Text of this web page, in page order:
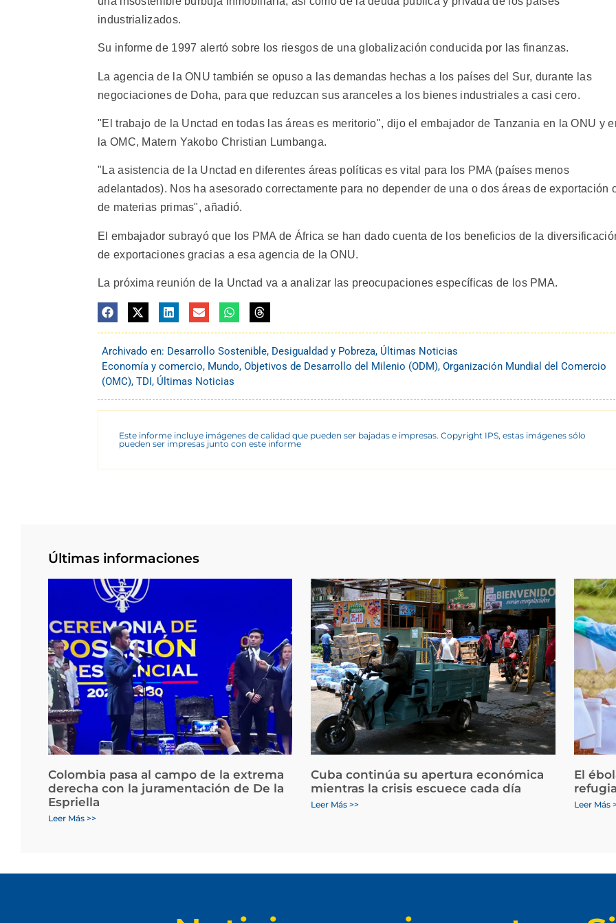
industrializados.
Su informe de 1997 alertó sobre los riesgos de una globalización conducida por las finanzas.
La agencia de la ONU también se opuso a las demandas hechas a los países del Sur, durante las
negociaciones de Doha, para que reduzcan sus aranceles a los bienes industriales a casi cero.
"El trabajo de la Unctad en todas las áreas es meritorio", dijo el embajador de Tanzania en la ONU y
la OMC, Matern Yakobo Christian Lumbanga.
"La asistencia de la Unctad en diferentes áreas políticas es vital para los PMA (países menos
adelantados). Nos ha asesorado correctamente para no depender de una o dos áreas de exportación
de materias primas", añadió.
El embajador subrayó que los PMA de África se han dado cuenta de los beneficios de la
de exportaciones gracias a esa agencia de la ONU.
La próxima reunión de la Unctad va a analizar las preocupaciones específicas de los PMA.
Archivado en: Desarrollo Sostenible, Desigualdad y Pobreza, Últimas Noticias
Economía y comercio, Mundo, Objetivos de Desarrollo del Milenio (ODM), Organización Mundial del Comercio
(OMC), TDI, Últimas Noticias
Este informe incluye imágenes de calidad que pueden ser bajadas e impresas. Copyright IPS, estas imágenes sólo
pueden ser impresas junto con este informe
Últimas informaciones
Colombia pasa al campo de la extrema
derecha con la juramentación de De la
Espriella
Leer Más >>
Cuba continúa su apertura económica
mientras la crisis escuece cada día
Leer Más >>
El
Leer Más